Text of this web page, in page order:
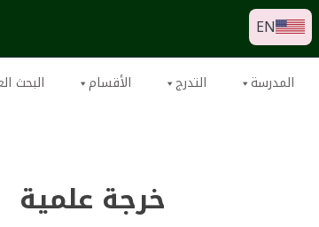
EN
المدرسة التدرج الأقسام البحث
خرجة علمية